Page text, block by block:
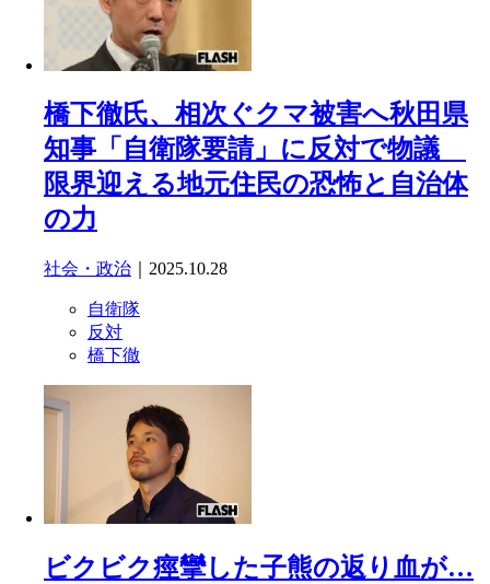
橋下徹氏、相次ぐクマ被害へ秋田県
知事「自衛隊要請」に反対で物議
限界迎える地元住民の恐怖と自治体
の力
社会・政治 ｜2025.10.28
自衛隊
反対
橋下徹
ビクビク痙攣した子熊の返り血が…